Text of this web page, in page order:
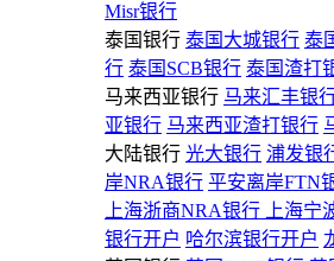
Misr银行
泰国银行 泰国大城银行 泰
行 泰国SCB银行 泰国渣打
马来西亚银行 马来汇丰银
亚银行 马来西亚渣打银行
大陆银行 光大银行 浦发银
岸NRA银行 平安离岸FTN
上海浙商NRA银行
上海宁
银行开户 哈尔滨银行开户